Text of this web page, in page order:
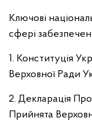
Ключові
сфері
1. Конституція
Верховної Ради
2. Декларація
Прийнята